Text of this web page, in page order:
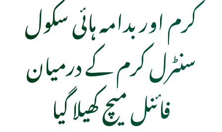
کرم اور بدامہ ہائی سکول
سنٹرل کرم کے درمیان
فائنل میچ کھیلا گیا